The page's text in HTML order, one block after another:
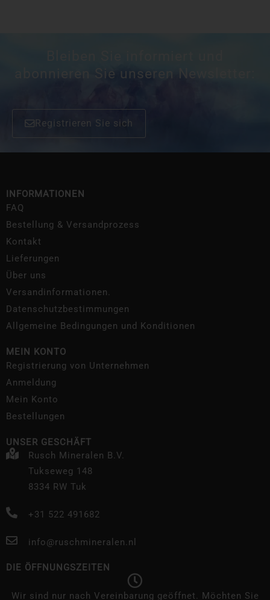
abonnieren Sie unseren Newsletter:
Registrieren Sie sich
INFORMATIONEN
FAQ
Bestellung & Versandprozess
Kontakt
Lieferungen
Über uns
Versandinformationen.
Datenschutzbestimmungen
Allgemeine Bedingungen und Konditionen
MEIN KONTO
Registrierung von Unternehmen
Anmeldung
Mein Konto
Bestellungen
UNSER GESCHÄFT
Rusch Mineralen B.V.
Tukseweg 148
8334 RW Tuk
+31 522 491682
info@ruschmineralen.nl
DIE ÖFFNUNGSZEITEN
Wir sind nur nach Vereinbarung geöffnet. Möchten Sie